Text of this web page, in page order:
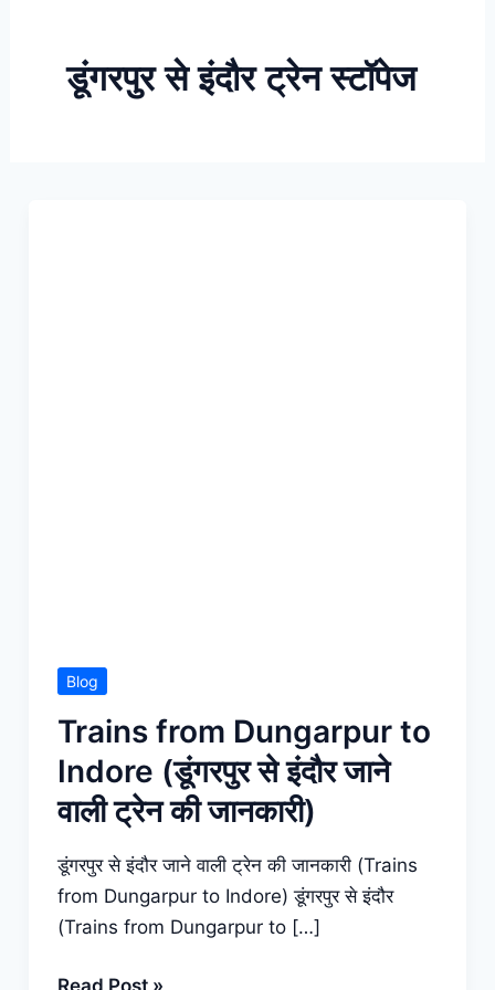
contentडूंगरपुर से इंदौर ट्रेन स्टॉपेज
Blog
Trains from Dungarpur to
Indore (डूंगरपुर से इंदौर जाने
वाली ट्रेन की जानकारी)
डूंगरपुर से इंदौर जाने वाली ट्रेन की जानकारी (Trains
from Dungarpur to Indore) डूंगरपुर से इंदौर
(Trains from Dungarpur to […]
Trains